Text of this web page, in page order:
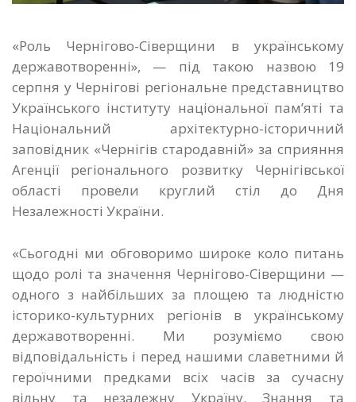
«Роль Чернігово-Сіверщини в українському
державотворенні», — під такою назвою 19
серпня у Чернігові регіональне представництво
Українського інституту національної пам’яті та
Національний архітектурно-історичний
заповідник «Чернігів стародавній» за сприяння
Агенції регіонального розвитку Чернігівської
області провели круглий стіл до Дня
Незалежності України.
«Сьогодні ми обговоримо широке коло питань
щодо ролі та значення Чернігово-Сіверщини —
одного з найбільших за площею та людністю
історико-культурних регіонів в українському
державотворенні. Ми розуміємо свою
відповідальність і перед нашими славетними й
героїчними предками всіх часів за сучасну
вільну та незалежну Україну. Знання та